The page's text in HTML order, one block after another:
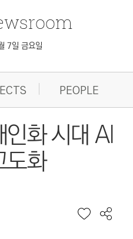
7일 금요일
PEOPLE
화 시대 AI
화